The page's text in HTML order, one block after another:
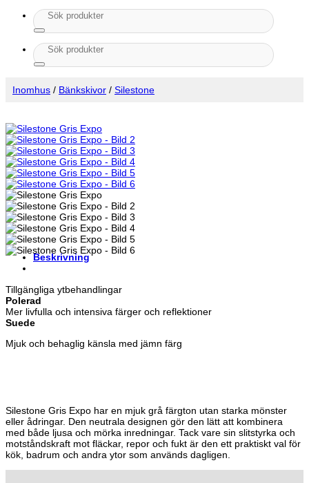
Sök
efter:
Sök
efter:
Inomhus / Bänkskivor / Silestone
Beskrivning
Tillgängliga ytbehandlingar
Polerad
Mer livfulla och intensiva färger och reflektioner
Suede
Mjuk och behaglig känsla med jämn färg
Silestone Gris Expo har en mjuk grå färgton utan starka mönster
eller ådringar. Den neutrala designen gör den lätt att kombinera
med både ljusa och mörka inredningar. Tack vare sin slitstyrka och
motståndskraft mot fläckar, repor och fukt är den ett praktiskt val för
kök, badrum och andra ytor som används dagligen.